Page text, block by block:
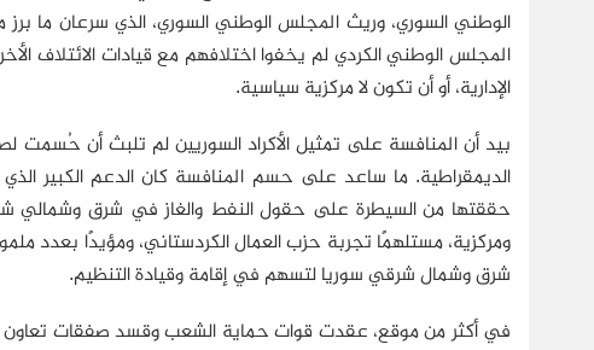
الوطني السوري، وريث المجلس الوطني السوري، الذي سرعان ما برز
المجلس الوطني الكردي لم يخفوا اختلافهم مع قيادات الائتلاف
الإدارية، أو أن تكون لا مركزية سياسية.
بيد أن المنافسة على تمثيل الأكراد السوريين لم تلبث أن حُسمت
الديمقراطية. ما ساعد على حسم المنافسة كان الدعم الكبير الذي
حققتها من السيطرة على حقول النفط والغاز في شرق وشمالي شرق
ومركزية، مستلهمًا تجربة حزب العمال الكردستاني، ومؤيدًا بعدد
شرق وشمال شرقي سوريا لتسهم في إقامة وقيادة التنظيم.
في أكثر من موقع، عقدت قوات حماية الشعب وقسد صفقات تعاون